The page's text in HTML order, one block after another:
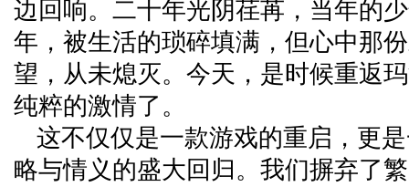
边回响。二十年光阴荏苒，当年的
年，被生活的琐碎填满，但心中那
望，从未熄灭。今天，是时候重返
纯粹的激情了。
这不仅仅是一款游戏的重启，更
略与情义的盛大回归。我们摒弃了